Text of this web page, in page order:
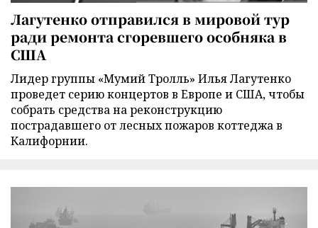
Лагутенко отправился в мировой тур
ради ремонта сгоревшего особняка в
США
Лидер группы «Мумий Тролль» Илья Лагутенко
проведет серию концертов в Европе и США, чтобы
собрать средства на реконструкцию
пострадавшего от лесных пожаров коттеджа в
Калифорнии.